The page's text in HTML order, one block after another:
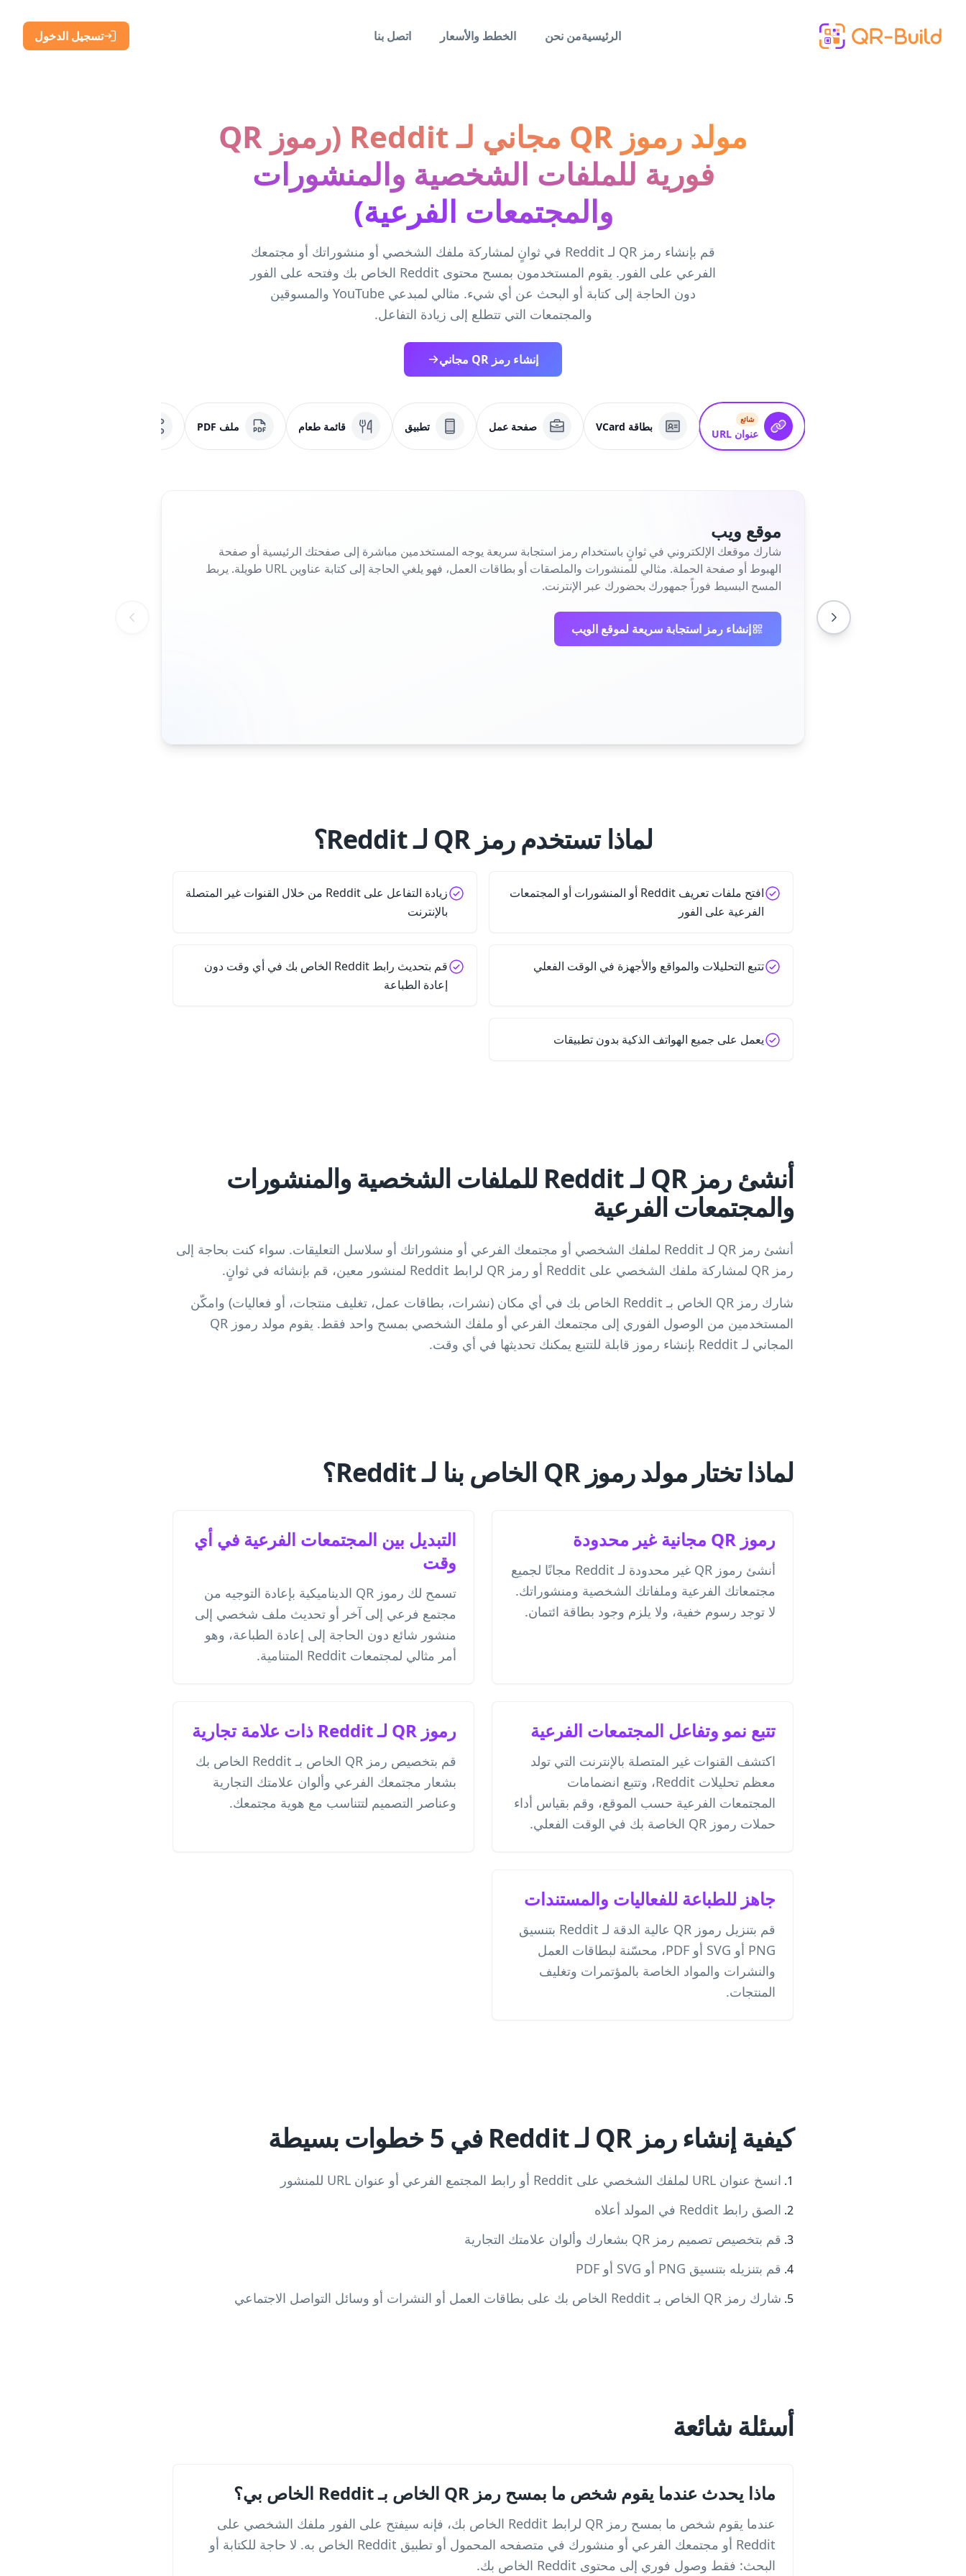
الرئيسيةمن نحن الخطط والأسعار اتصل بنا تسجيل الدخول
مولد رموز QR مجاني لـ Reddit (رموز QR
فورية للملفات الشخصية والمنشورات
والمجتمعات الفرعية)
قم بإنشاء رمز QR لـ Reddit في ثوانٍ لمشاركة ملفك الشخصي أو منشوراتك أو مجتمعك
الفرعي على الفور. يقوم المستخدمون بمسح محتوى Reddit الخاص بك وفتحه على الفور
دون الحاجة إلى كتابة أو البحث عن أي شيء. مثالي لمبدعي YouTube والمسوقين
والمجتمعات التي تتطلع إلى زيادة التفاعل.
إنشاء رمز QR مجاني
شائع
عنوان URL
بطاقة VCard صفحة عمل تطبيق قائمة طعام ملف PDF
موقع ويب
شارك موقعك الإلكتروني في ثوانٍ باستخدام رمز استجابة سريعة يوجه المستخدمين مباشرة إلى صفحتك الرئيسية أو صفحة
الهبوط أو صفحة الحملة. مثالي للمنشورات والملصقات أو بطاقات العمل، فهو يلغي الحاجة إلى كتابة عناوين URL طويلة. يربط
المسح البسيط فوراً جمهورك بحضورك عبر الإنترنت.
إنشاء رمز استجابة سريعة لموقع الويب
لماذا تستخدم رمز QR لـ Reddit؟
افتح ملفات تعريف Reddit أو المنشورات أو المجتمعات
الفرعية على الفور
زيادة التفاعل على Reddit من خلال القنوات غير المتصلة
بالإنترنت
تتبع التحليلات والمواقع والأجهزة في الوقت الفعلي
قم بتحديث رابط Reddit الخاص بك في أي وقت دون
إعادة الطباعة
يعمل على جميع الهواتف الذكية بدون تطبيقات
أنشئ رمز QR لـ Reddit للملفات الشخصية والمنشورات
والمجتمعات الفرعية
أنشئ رمز QR لـ Reddit لملفك الشخصي أو مجتمعك الفرعي أو منشوراتك أو سلاسل التعليقات. سواء كنت بحاجة إلى
رمز QR لمشاركة ملفك الشخصي على Reddit أو رمز QR لرابط Reddit لمنشور معين، قم بإنشائه في ثوانٍ.
شارك رمز QR الخاص بـ Reddit الخاص بك في أي مكان (نشرات، بطاقات عمل، تغليف منتجات، أو فعاليات) وامكّن
المستخدمين من الوصول الفوري إلى مجتمعك الفرعي أو ملفك الشخصي بمسح واحد فقط. يقوم مولد رموز QR
المجاني لـ Reddit بإنشاء رموز قابلة للتتبع يمكنك تحديثها في أي وقت.
لماذا تختار مولد رموز QR الخاص بنا لـ Reddit؟
رموز QR مجانية غير محدودة
أنشئ رموز QR غير محدودة لـ Reddit مجانًا لجميع
مجتمعاتك الفرعية وملفاتك الشخصية ومنشوراتك.
لا توجد رسوم خفية، ولا يلزم وجود بطاقة ائتمان.
التبديل بين المجتمعات الفرعية في أي
وقت
تسمح لك رموز QR الديناميكية بإعادة التوجيه من
مجتمع فرعي إلى آخر أو تحديث ملف شخصي إلى
منشور شائع دون الحاجة إلى إعادة الطباعة، وهو
أمر مثالي لمجتمعات Reddit المتنامية.
تتبع نمو وتفاعل المجتمعات الفرعية
اكتشف القنوات غير المتصلة بالإنترنت التي تولد
معظم تحليلات Reddit، وتتبع انضمامات
المجتمعات الفرعية حسب الموقع، وقم بقياس أداء
حملات رموز QR الخاصة بك في الوقت الفعلي.
رموز QR لـ Reddit ذات علامة تجارية
قم بتخصيص رمز QR الخاص بـ Reddit الخاص بك
بشعار مجتمعك الفرعي وألوان علامتك التجارية
وعناصر التصميم لتتناسب مع هوية مجتمعك.
جاهز للطباعة للفعاليات والمستندات
قم بتنزيل رموز QR عالية الدقة لـ Reddit بتنسيق
PNG أو SVG أو PDF، محسّنة لبطاقات العمل
والنشرات والمواد الخاصة بالمؤتمرات وتغليف
المنتجات.
كيفية إنشاء رمز QR لـ Reddit في 5 خطوات بسيطة
انسخ عنوان URL لملفك الشخصي على Reddit أو رابط المجتمع الفرعي أو عنوان URL للمنشور
الصق رابط Reddit في المولد أعلاه
قم بتخصيص تصميم رمز QR بشعارك وألوان علامتك التجارية
قم بتنزيله بتنسيق PNG أو SVG أو PDF
شارك رمز QR الخاص بـ Reddit الخاص بك على بطاقات العمل أو النشرات أو وسائل التواصل الاجتماعي
أسئلة شائعة
ماذا يحدث عندما يقوم شخص ما بمسح رمز QR الخاص بـ Reddit الخاص بي؟
عندما يقوم شخص ما بمسح رمز QR لرابط Reddit الخاص بك، فإنه سيفتح على الفور ملفك الشخصي على
Reddit أو مجتمعك الفرعي أو منشورك في متصفحه المحمول أو تطبيق Reddit الخاص به. لا حاجة للكتابة أو
البحث: فقط وصول فوري إلى محتوى Reddit الخاص بك.